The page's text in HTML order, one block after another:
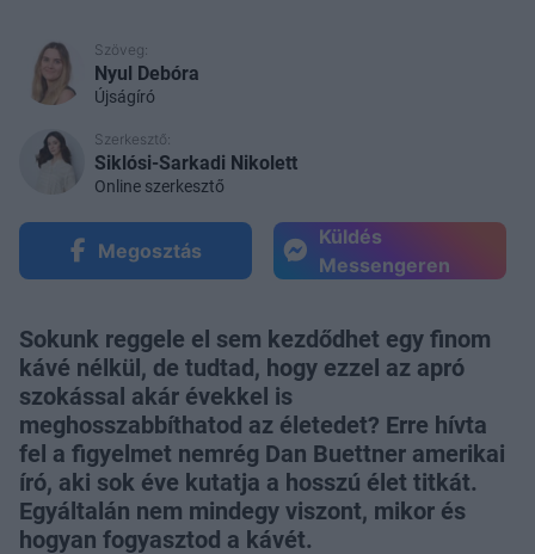
Szöveg:
Nyul Debóra
Újságíró
Szerkesztő:
Siklósi-Sarkadi Nikolett
Online szerkesztő
Megosztás
Küldés
Messengeren
Sokunk reggele el sem kezdődhet egy finom
kávé nélkül, de tudtad, hogy ezzel az apró
szokással akár évekkel is
meghosszabbíthatod az életedet? Erre hívta
fel a figyelmet nemrég Dan Buettner amerikai
író, aki sok éve kutatja a hosszú élet titkát.
Egyáltalán nem mindegy viszont, mikor és
hogyan fogyasztod a kávét.